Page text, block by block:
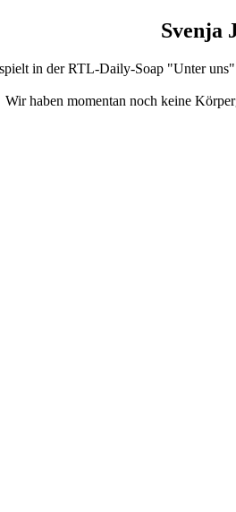
Svenja
in der RTL-Daily-Soap "Unter
Wir haben momentan noch keine